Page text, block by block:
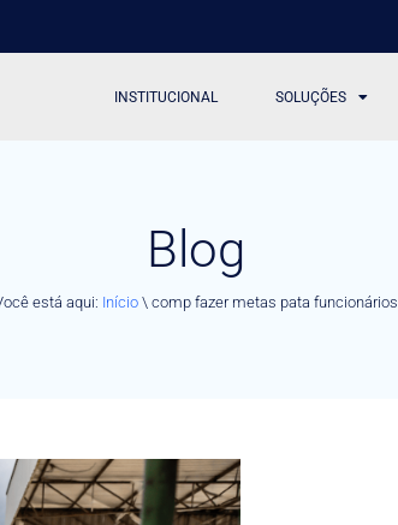
INSTITUCIONAL SOLUÇÕES
Blog
está aqui: Início \ comp fazer metas pata funcionários